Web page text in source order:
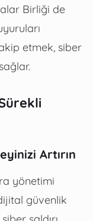
Birliği de
etmek, siber
Artırın
yönetimi
güvenlik